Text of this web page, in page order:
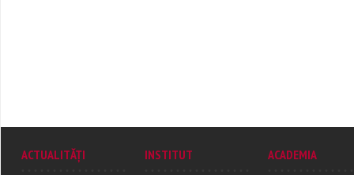
ACTUALITĂȚI
INSTITUT
ACADEMIA